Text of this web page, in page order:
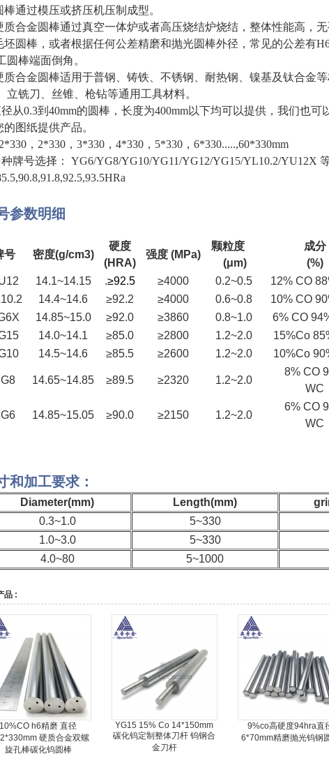
棒通过模压或挤压机压制成型。
质合金圆棒通过真空一体炉或者高压烧结炉烧结，整体性能高，无
坯圆棒，或者根据任何公差精磨和抛光圆棒外径，常见的公差有
圆棒端面倒角。
质合金圆棒适用于普钢、铸铁、不锈钢、耐热钢、镍基及钛合金
立铣刀、丝锥、枪钻等通用工具材料。
径从0.3到40mm的圆棒，长度为400mm以下均可以提供，我们也可
的图纸提供产品。
，2*330，3*330，4*330，5*330，6*330.....,60*330mm
种牌号选择： YG6/YG8/YG10/YG11/YG12/YG15/YL10.2/YU12X
参数明细
号 密度(g/cm3)
硬度
(HRA)
强度 (MPa)
颗粒度
(μm)
成分
(%)
14.1~14.15 .≥92.5 ≥4000 0.2~0.5 12% CO
14.4~14.6 ≥92.2 ≥4000 0.6~0.8 10% CO
14.85~15.0 ≥92.0 ≥3860 0.8~1.0 6% CO
14.0~14.1 ≥85.0 ≥2800 1.2~2.0 15%Co
14.5~14.6 ≥85.5 ≥2600 1.2~2.0 10%Co
14.65~14.85 ≥89.5 ≥2320 1.2~2.0
8% CO
WC
14.85~15.05 ≥90.0 ≥2150 1.2~2.0
6% CO
WC
和加工要求：
Diameter(mm) Length(mm)
0.3~1.0
5~330
1.0~3.0
5~330
4.0~80
5~1000
品 :
10%CO h6精磨 直径
硬质合金双螺
旋孔棒碳化钨圆棒
YG15 15% Co 14*150mm
碳化钨定制整体刀杆 钨钢合
金刀杆
9%co高硬度94hra直
6*70mm精磨抛光钨钢